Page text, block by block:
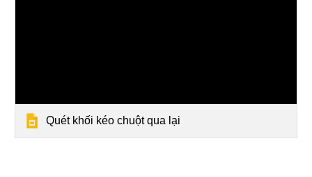
Quét khối kéo chuột qua lại